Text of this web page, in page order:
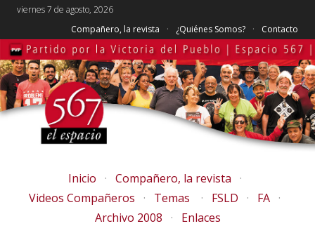
viernes 7 de agosto, 2026
Compañero, la revista
¿Quiénes Somos? Contacto
Inicio
Compañero, la revista
Videos Compañeros
Temas FSLD
FA
Archivo 2008
Enlaces